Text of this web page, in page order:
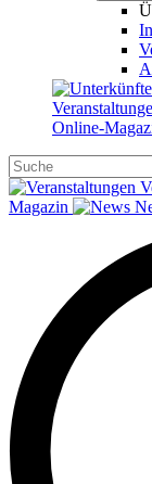
Online-
Magazin